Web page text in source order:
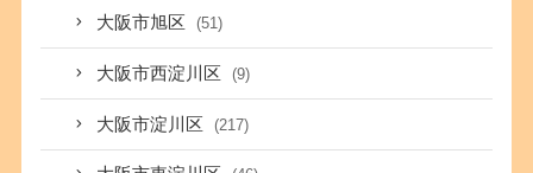
大阪市旭区 (51)
大阪市西淀川区 (9)
大阪市淀川区 (217)